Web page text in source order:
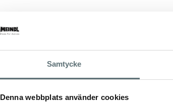
Samtycke
Denna webbplats använder cookies